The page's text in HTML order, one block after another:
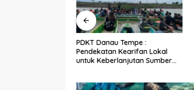
PDKT Danau Tempe :
Pendekatan Kearifan Lokal
untuk Keberlanjutan Sumber